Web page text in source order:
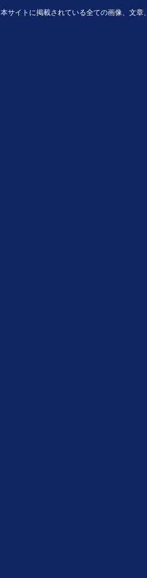
本サイトに掲載されている全ての画像、文